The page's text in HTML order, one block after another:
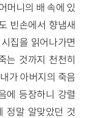
머니의 배 속에 있
빈손에서 향냄새
집을 읽어나가면
는 것까지 천천히
가 아버지의 죽음
에 등장하니 강렬
정말 알맞았던 것